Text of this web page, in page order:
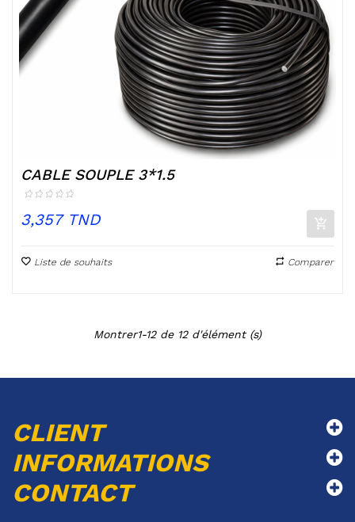
CABLE SOUPLE 3*1.5
Prix
3,357 TND
Liste de souhaits Comparer
Montrer1-12 de 12 d'élément (s)
CLIENT
INFORMATIONS
CONTACT